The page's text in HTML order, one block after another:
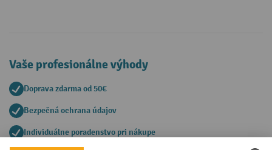
Vaše profesionálne výhody
Doprava zdarma od 50€
Bezpečná ochrana údajov
Individuálne poradenstvo pri nákupe